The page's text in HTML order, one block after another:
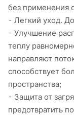
без применения
⁃ Легкий уход.
⁃ Улучшение
теплу
направляют
способствует
пространства;
⁃ Защита от
предотвратить